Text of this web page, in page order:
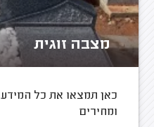
מצבה זוגית
כאן תמצאו את כל
ומחירים